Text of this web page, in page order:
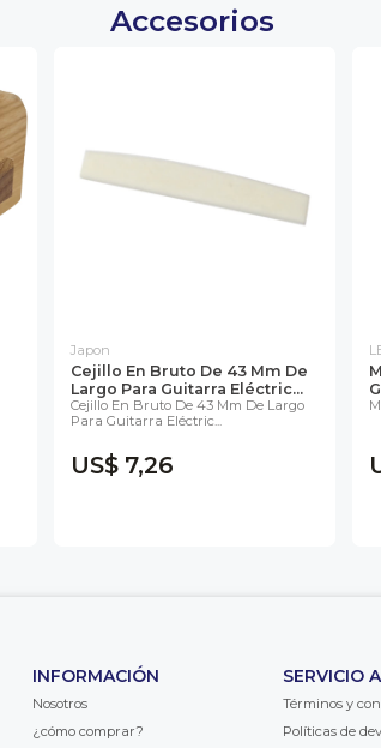
Accesorios
Japon
Cejillo En Bruto De 43 Mm De
Largo Para Guitarra Eléctric...
Cejillo En Bruto De 43 Mm De Largo
Para Guitarra Eléctric...
US$ 7,26
INFORMACIÓN
Nosotros
¿cómo comprar?
SERVICIO
Términos y
Políticas de